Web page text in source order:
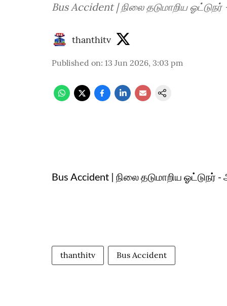
Bus Accident | நிலை தடுமாறிய
thanthitv
Published on: 13 Jun 2026, 3:03 pm
Bus Accident | நிலை தடுமாறிய
thanthitv Bus Accident